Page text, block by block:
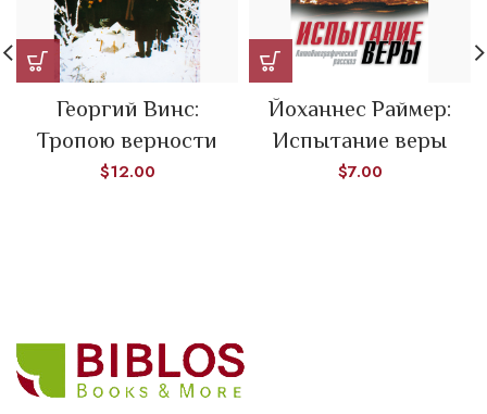
Георгий Винс:
Тропою верности
$12.00
Йоханнес Раймер:
Испытание веры
$7.00